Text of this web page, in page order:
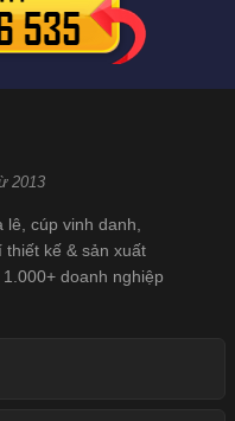
2013
lê, cúp vinh danh,
thiết kế & sản xuất
doanh nghiệp